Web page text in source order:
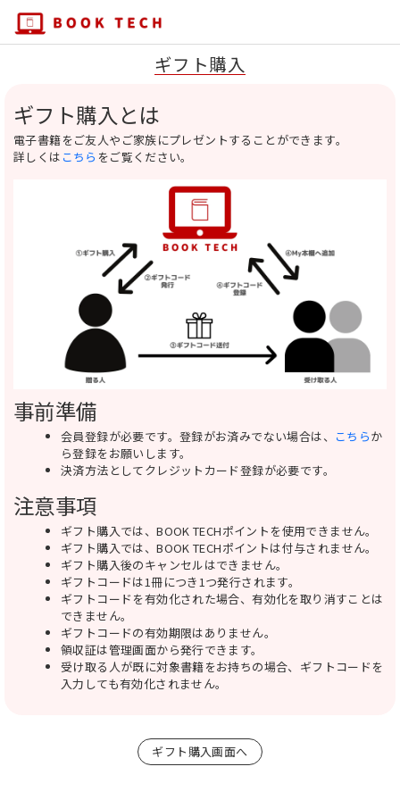
ギフト購入
ギフト購入とは
電子書籍をご友人やご家族にプレゼントすることができます。
詳しくは こちら をご覧ください。
事前準備
会員登録が必要です。登録がお済みでない場合は、 こちらか
ら登録をお願いします。
決済方法としてクレジットカード登録が必要です。
注意事項
ギフト購入では、BOOK TECHポイントを使用できません。
ギフト購入では、BOOK TECHポイントは付与されません。
ギフト購入後のキャンセルはできません。
ギフトコードは1冊につき1つ発行されます。
ギフトコードを有効化された場合、有効化を取り消すことは
できません。
ギフトコードの有効期限はありません。
領収証は管理画面から発行できます。
受け取る人が既に対象書籍をお持ちの場合、ギフトコードを
入力しても有効化されません。
ギフト購入画面へ